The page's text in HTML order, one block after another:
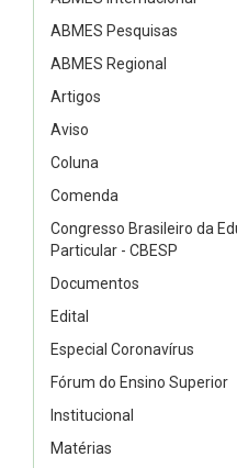
ABMES Pesquisas
ABMES Regional
Artigos
Aviso
Coluna
Comenda
Congresso Brasileiro da
Particular - CBESP
Documentos
Edital
Especial Coronavírus
Fórum do Ensino Superior
Institucional
Matérias